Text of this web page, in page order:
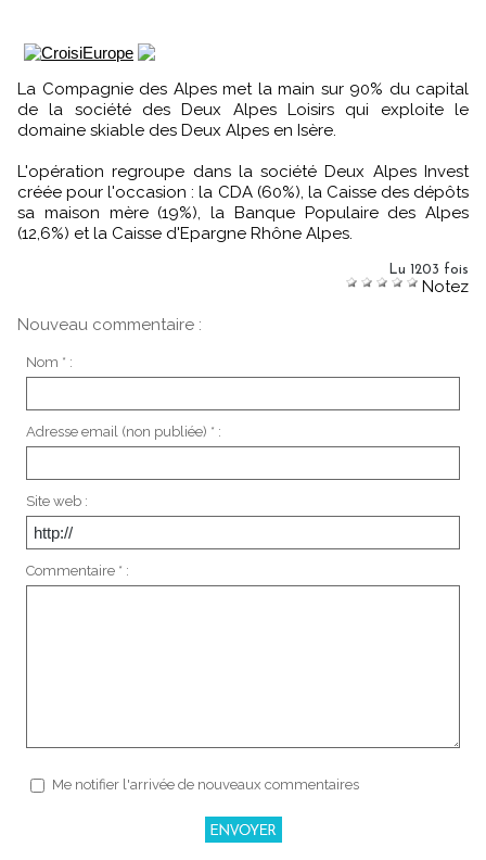
La Compagnie des Alpes met la main sur 90% du capital
de la société des Deux Alpes Loisirs qui exploite le
domaine skiable des Deux Alpes en Isère.
L'opération regroupe dans la société Deux Alpes Invest
créée pour l'occasion : la CDA (60%), la Caisse des dépôts
sa maison mère (19%), la Banque Populaire des Alpes
(12,6%) et la Caisse d'Epargne Rhône Alpes.
Lu 1203 fois
Notez
Nouveau commentaire :
Nom * :
Adresse email (non publiée) * :
Site web :
Commentaire * :
Me notifier l'arrivée de nouveaux commentaires